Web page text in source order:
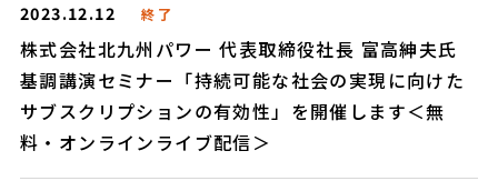
2023.12.12 終了
株式会社北九州パワー 代表取締役社長 富高紳夫氏
基調講演セミナー「持続可能な社会の実現に向けた
サブスクリプションの有効性」を開催します＜無
料・オンラインライブ配信＞